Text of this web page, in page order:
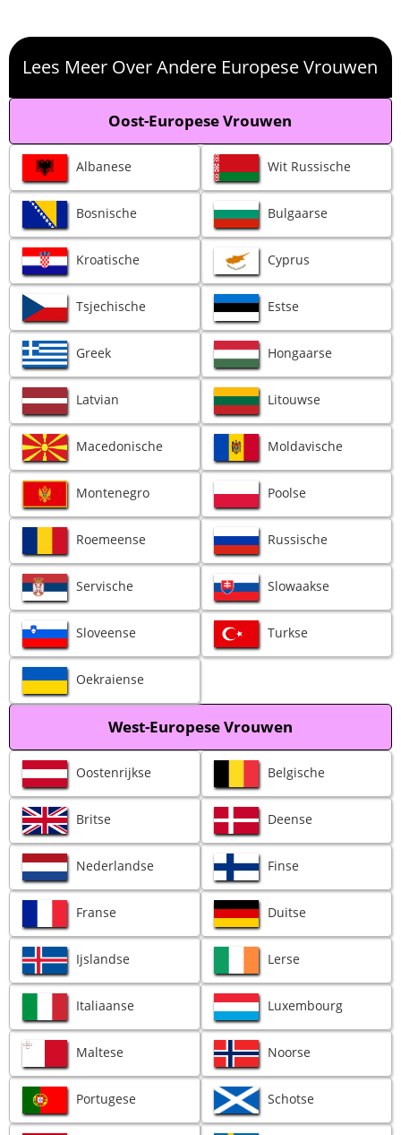
Lees Meer Over Andere Europese Vrouwen
Oost-Europese Vrouwen
Albanese Wit Russische
Bosnische Bulgaarse
Kroatische Cyprus
Tsjechische Estse
Greek Hongaarse
Latvian Litouwse
Macedonische Moldavische
Montenegro Poolse
Roemeense Russische
Servische Slowaakse
Sloveense Turkse
Oekraiense
West-Europese Vrouwen
Oostenrijkse Belgische
Britse Deense
Nederlandse Finse
Franse Duitse
Ijslandse Lerse
Italiaanse Luxembourg
Maltese Noorse
Portugese Schotse